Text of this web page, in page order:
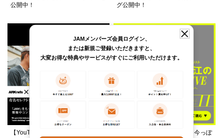
公開中！
グ公開中！
【YouTube】ARKnetsコラボ！028
柄ワンピースは夏の切り札、今っぽ
JAMメンバーズ会員ログイン、
または新規ご登録いただきますと、
大変お得な特典やサービスがすぐにご利用いただけます。